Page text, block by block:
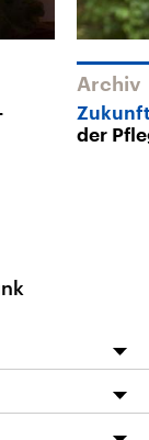
Archiv
der